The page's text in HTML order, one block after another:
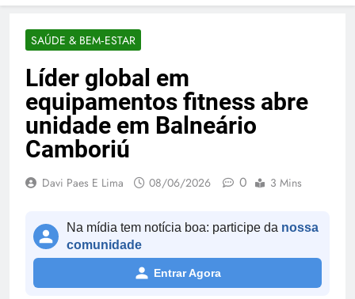
SAÚDE & BEM‑ESTAR
Líder global em
equipamentos fitness abre
unidade em Balneário
Camboriú
Davi Paes E Lima 08/06/2026 0 3 Mins
Na mídia tem notícia boa: participe da nossa
comunidade
Entrar Agora